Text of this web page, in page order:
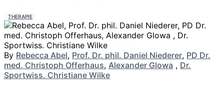
THERAPIE
By Rebecca Abel, Prof. Dr. phil. Daniel Niederer, PD Dr.
med. Christoph Offerhaus, Alexander Glowa , Dr.
Sportwiss. Christiane Wilke